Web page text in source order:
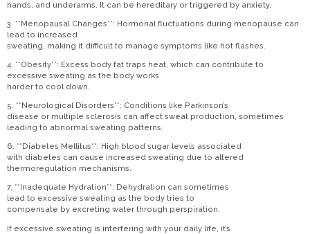
hands, and underarms. It can be hereditary or triggered by anxiety.
3. **Menopausal Changes**: Hormonal fluctuations during menopause can
lead to increased
sweating, making it difficult to manage symptoms like hot flashes.
4. **Obesity**: Excess body fat traps heat, which can contribute to
excessive sweating as the body works
harder to cool down.
5. **Neurological Disorders**: Conditions like Parkinson’s
disease or multiple sclerosis can affect sweat production, sometimes
leading to abnormal sweating patterns.
6. **Diabetes Mellitus**: High blood sugar levels associated
with diabetes can cause increased sweating due to altered
thermoregulation mechanisms.
7. **Inadequate Hydration**: Dehydration can sometimes
lead to excessive sweating as the body tries to
compensate by excreting water through perspiration.
If excessive sweating is interfering with your daily life, it’s